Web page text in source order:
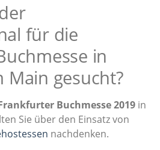
für die
in
Main gesucht?
Buchmesse 2019 in
Sie über den Einsatz von
nachdenken.